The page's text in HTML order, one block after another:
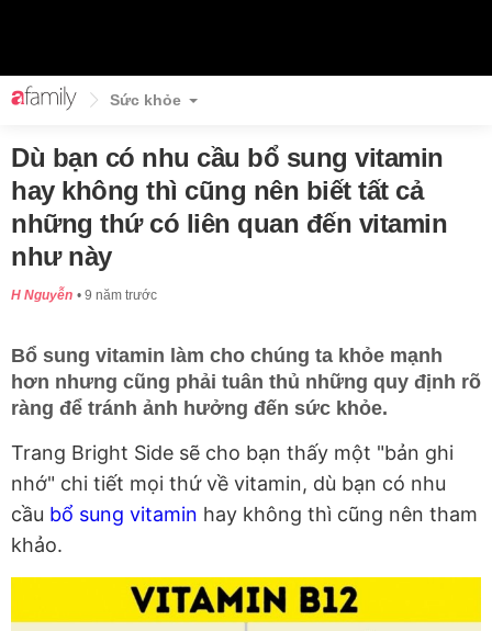
Sức khỏe
Dù bạn có nhu cầu bổ sung vitamin
hay không thì cũng nên biết tất cả
những thứ có liên quan đến vitamin
như này
H Nguyễn 9 năm trước
Bổ sung vitamin làm cho chúng ta khỏe mạnh
hơn nhưng cũng phải tuân thủ những quy định rõ
ràng để tránh ảnh hưởng đến sức khỏe.
Trang Bright Side sẽ cho bạn thấy một "bản ghi
nhớ" chi tiết mọi thứ về vitamin, dù bạn có nhu
cầu bổ sung vitamin hay không thì cũng nên tham
khảo.